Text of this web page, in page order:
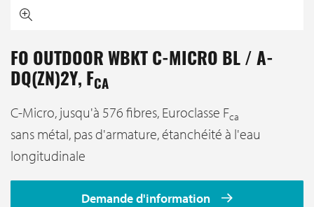
FO OUTDOOR WBKT C-MICRO BL / A-
DQ(ZN)2Y, FCA
C-Micro, jusqu'à 576 fibres, Euroclasse Fca
sans métal, pas d'armature, étanchéité à l'eau
longitudinale
Demande d'information